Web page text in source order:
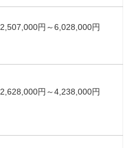
2,507,000円～6,028,000円
2,628,000円～4,238,000円